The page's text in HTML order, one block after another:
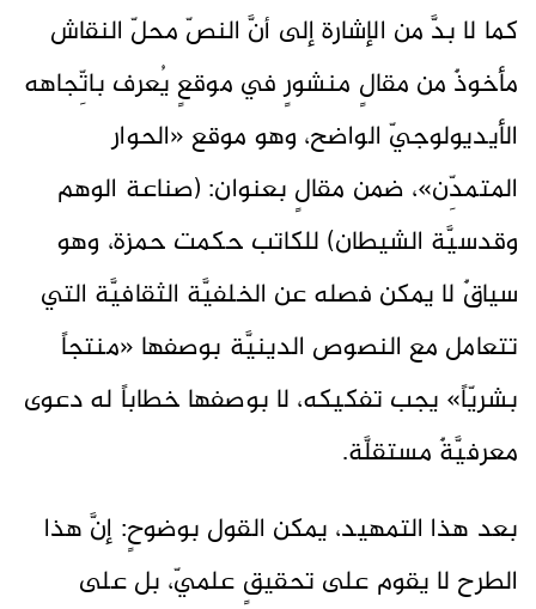
كما لا بدَّ من الإشارة إلى أنَّ النصّ محلّ النقاش
مأخوذٌ من مقالٍ منشورٍ في موقعٍ يُعرف باتِّجاهه
الأيديولوجيّ الواضح، وهو موقع «الحوار
المتمدِّن»، ضمن مقالٍ بعنوان: (صناعة الوهم
وقدسيَّة الشيطان) للكاتب حكمت حمزة، وهو
سياقٌ لا يمكن فصله عن الخلفيَّة الثقافيَّة التي
تتعامل مع النصوص الدينيَّة بوصفها «منتجاً
بشريّاً» يجب تفكيكه، لا بوصفها خطاباً له دعوى
معرفيَّةٌ مستقلَّة.
بعد هذا التمهيد، يمكن القول بوضوحٍ: إنَّ هذا
الطرح لا يقوم على تحقيقٍ علميّ، بل على